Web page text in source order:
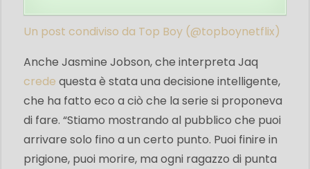
Un post condiviso da Top Boy (@topboynetflix)
Anche Jasmine Jobson, che interpreta Jaq
crede questa è stata una decisione intelligente,
che ha fatto eco a ciò che la serie si proponeva
di fare. “Stiamo mostrando al pubblico che puoi
arrivare solo fino a un certo punto. Puoi finire in
prigione, puoi morire, ma ogni ragazzo di punta